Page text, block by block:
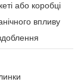
або коробці
впливу